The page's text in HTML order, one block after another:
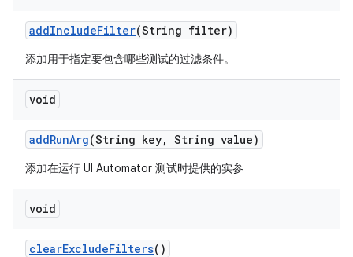
addIncludeFilter(String filter)
添加用于指定要包含哪些测试的过滤条件。
void
addRunArg(String key, String value)
添加在运行 UI Automator 测试时提供的实参
void
clearExcludeFilters()